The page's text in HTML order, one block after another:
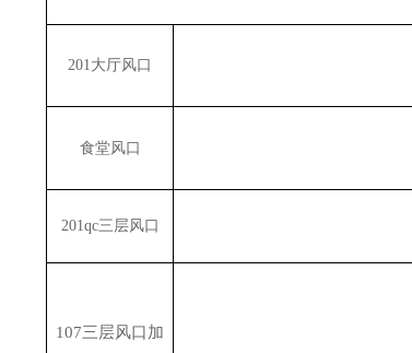
201大厅风口
食堂风口
201qc三层风口
107三层风口加